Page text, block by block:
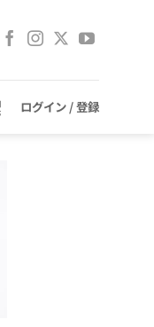
ログイン / 登録